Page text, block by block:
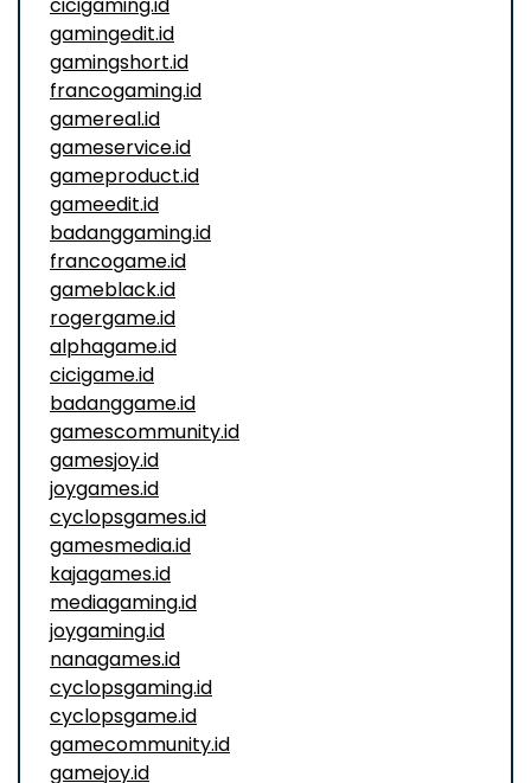
gamingedit.id
gamingshort.id
francogaming.id
gamereal.id
gameservice.id
gameproduct.id
gameedit.id
badanggaming.id
francogame.id
gameblack.id
rogergame.id
alphagame.id
cicigame.id
badanggame.id
gamescommunity.id
gamesjoy.id
joygames.id
cyclopsgames.id
gamesmedia.id
kajagames.id
mediagaming.id
joygaming.id
nanagames.id
cyclopsgaming.id
cyclopsgame.id
gamecommunity.id
gamejoy.id